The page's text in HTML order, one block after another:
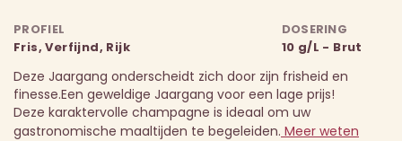
PROFIEL
Fris, Verfijnd, Rijk
DOSERING
10 g/L - Brut
Deze Jaargang onderscheidt zich door zijn frisheid en
finesse.Een geweldige Jaargang voor een lage prijs!
Deze karaktervolle champagne is ideaal om uw
gastronomische maaltijden te begeleiden. Meer weten